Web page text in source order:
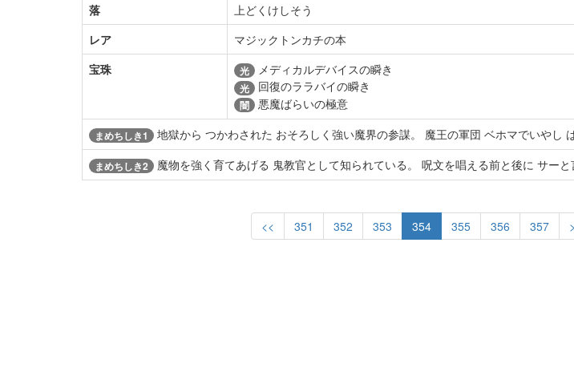
落
上どくけしそう
レア
マジックトンカチの本
宝珠
光 メディカルデバイスの瞬き
光 回復のララバイの瞬き
闇 悪魔ばらいの極意
まめちしき1 地獄から つかわされた おそろしく強い魔界の参謀。 魔王の軍団 ベホマでいやし
まめちしき2 魔物を強く育てあげる 鬼教官として知られている。 呪文を唱える前と後に サーと
<< 351 352 353 354 355 356 357